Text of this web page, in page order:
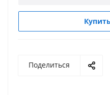
Поделиться